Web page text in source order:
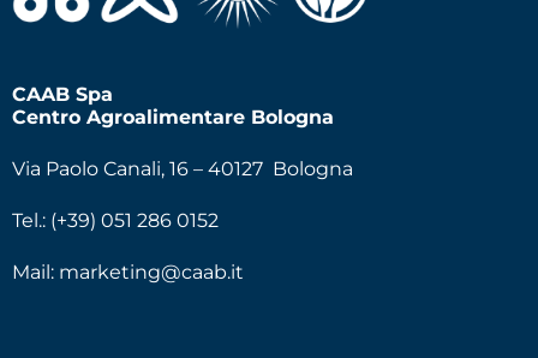
CAAB Spa
Centro Agroalimentare Bologna
Via Paolo Canali, 16 – 40127 Bologna
Tel.: (+39) 051 286 0152
Mail: marketing@caab.it